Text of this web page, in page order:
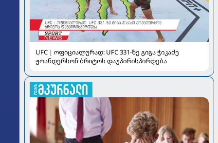
UFC | ოფიციალურად: UFC 331-ზე გიგა ჭიკაძე
ჟოანდერსონ ბრიტოს დაუპირისპირდება